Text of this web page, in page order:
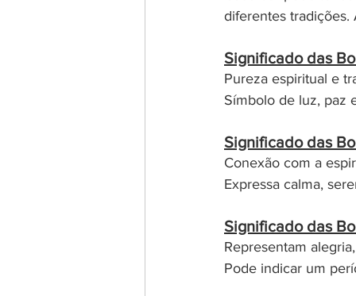
diferentes tradições.
Significado das
Pureza espiritual e
Símbolo de luz, paz
Significado das
Conexão com a
Expressa calma,
Significado das
Representam
Pode indicar um